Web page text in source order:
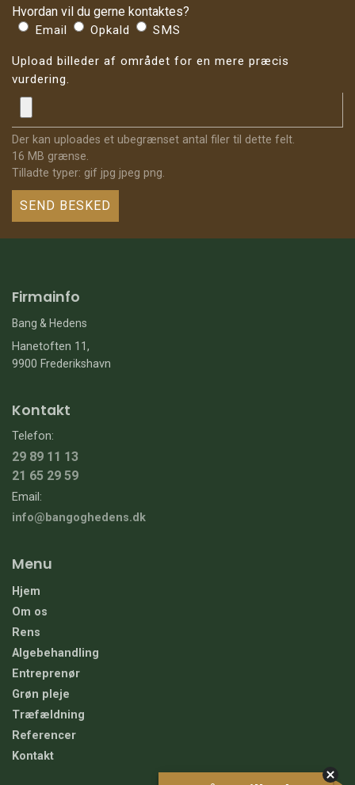
Hvordan vil du gerne kontaktes?
Email Opkald SMS
Upload billeder af området for en mere præcis
vurdering.
Der kan uploades et ubegrænset antal filer til dette felt.
16 MB grænse.
Tilladte typer: gif jpg jpeg png.
Firmainfo
Bang & Hedens
Hanetoften 11,
9900 Frederikshavn
Kontakt
Telefon:
29 89 11 13
21 65 29 59
Email:
info@bangoghedens.dk
Menu
Hjem
Om os
Rens
Algebehandling
Entreprenør
Grøn pleje
Træfældning
Referencer
Kontakt